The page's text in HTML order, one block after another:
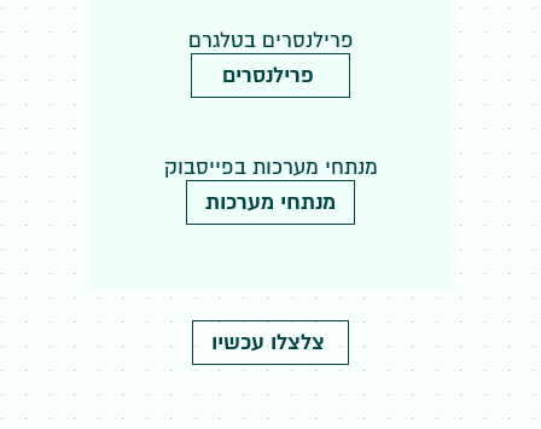
פרילנסרים בטלגרם
פרילנסרים
מנתחי מערכות בפייסבוק
מנתחי מערכות
צלצלו עכשיו